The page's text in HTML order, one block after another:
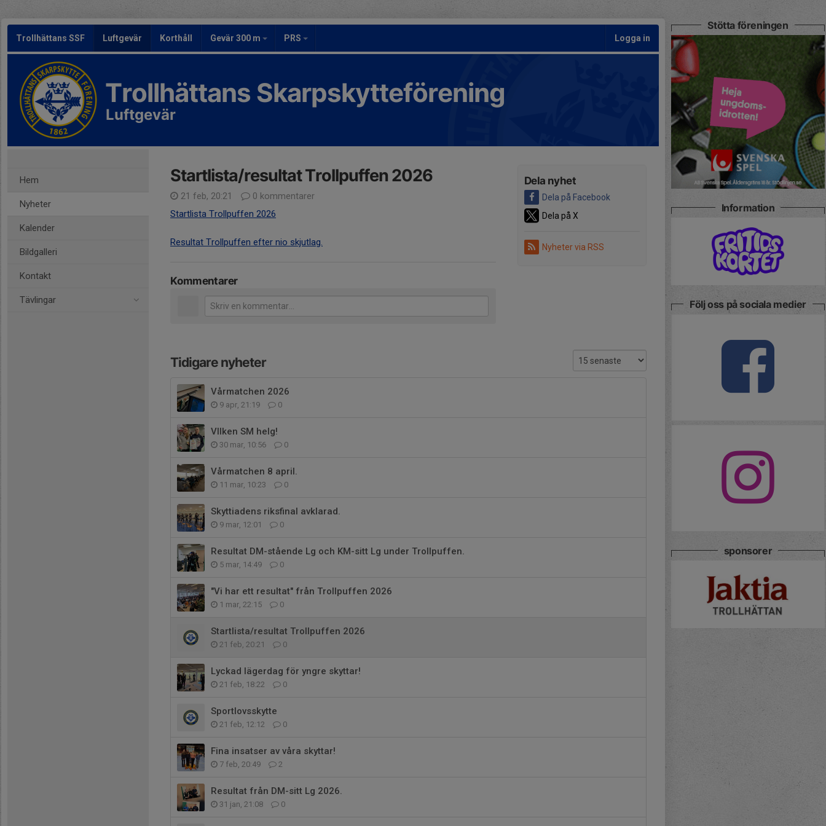
Trollhättans SSF Luftgevär Korthåll Gevär 300 m PRS Logga in
Trollhättans Skarpskytteförening
Luftgevär
Hem
Nyheter
Kalender
Bildgalleri
Kontakt
Tävlingar
Dela nyhet
Dela på Facebook
Dela på X
Nyheter via RSS
Startlista/resultat Trollpuffen 2026
21 feb, 20:21
0 kommentarer
Startlista Trollpuffen 2026
Resultat Trollpuffen efter nio skjutlag.
Kommentarer
Tidigare nyheter
Vårmatchen 2026
9 apr, 21:19 0
VIlken SM helg!
30 mar, 10:56 0
Vårmatchen 8 april.
11 mar, 10:23 0
Skyttiadens riksfinal avklarad.
9 mar, 12:01 0
Resultat DM-stående Lg och KM-sitt Lg under Trollpuffen.
5 mar, 14:49 0
"Vi har ett resultat" från Trollpuffen 2026
1 mar, 22:15 0
Startlista/resultat Trollpuffen 2026
21 feb, 20:21 0
Lyckad lägerdag för yngre skyttar!
21 feb, 18:22 0
Sportlovsskytte
21 feb, 12:12 0
Fina insatser av våra skyttar!
7 feb, 20:49 2
Resultat från DM-sitt Lg 2026.
31 jan, 21:08 0
Stötta föreningen
Information
Följ oss på sociala medier
sponsorer